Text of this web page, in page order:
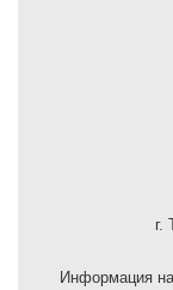
г.
Информация